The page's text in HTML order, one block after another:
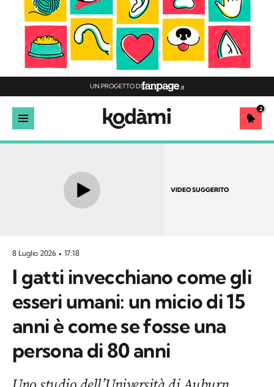
UN PROGETTO DI
2
VIDEO SUGGERITO
8 Luglio 2026 17:18
I gatti invecchiano come gli
esseri umani: un micio di 15
anni è come se fosse una
persona di 80 anni